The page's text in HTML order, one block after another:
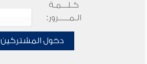
كـلـــمـة
الـمـــــرور:
دخول المشتركين